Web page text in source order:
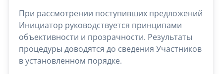
При рассмотрении поступивших предложений
Инициатор руководствуется принципами
объективности и прозрачности. Результаты
процедуры доводятся до сведения Участников
в установленном порядке.